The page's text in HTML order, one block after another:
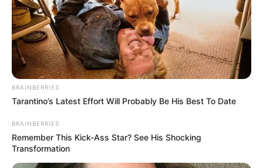
τραύματα. Διερχόμενοι οδηγοί ειδοποίησαν
αμέσως τα σωστικά συνεργεία και την
Αστυνομία για την παροχή άμεσης βοήθειας.
BRAINBERRIES
Tarantino’s Latest Effort Will Probably Be His Best To Date
BRAINBERRIES
Remember This Kick-Ass Star? See His Shocking
Transformation